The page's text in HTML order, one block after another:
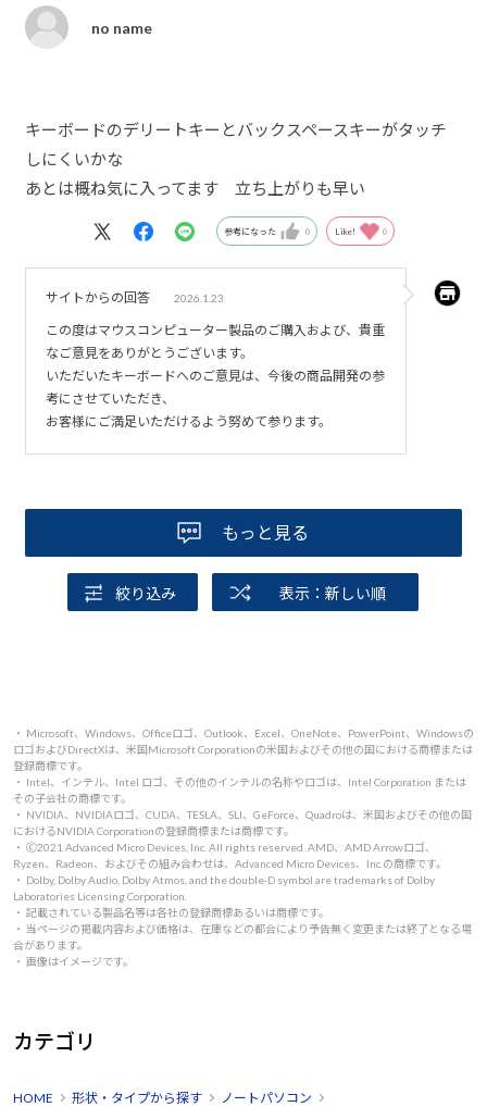
no name
キーボードのデリートキーとバックスペースキーがタッチ
しにくいかな
あとは概ね気に入ってます 立ち上がりも早い
参考になった 0 Like! 0
サイトからの回答 2026.1.23
この度はマウスコンピューター製品のご購入および、貴重
なご意見をありがとうございます。
いただいたキーボードへのご意見は、今後の商品開発の参
考にさせていただき、
お客様にご満足いただけるよう努めて参ります。
もっと見る
絞り込み 表示：新しい順
・ Microsoft、Windows、Officeロゴ、Outlook、Excel、OneNote、PowerPoint、Windowsの
ロゴおよびDirectXは、米国Microsoft Corporationの米国およびその他の国における商標または
登録商標です。
・ Intel、インテル、Intel ロゴ、その他のインテルの名称やロゴは、Intel Corporation または
その子会社の商標です。
・ NVIDIA、NVIDIAロゴ、CUDA、TESLA、SLI、GeForce、Quadroは、米国およびその他の国
におけるNVIDIA Corporationの登録商標または商標です。
・ 🄫2021 Advanced Micro Devices, Inc. All rights reserved. AMD、AMD Arrowロゴ、
Ryzen、Radeon、およびその組み合わせは、Advanced Micro Devices、Inc.の商標です。
・ Dolby, Dolby Audio, Dolby Atmos, and the double-D symbol are trademarks of Dolby
Laboratories Licensing Corporation.
・ 記載されている製品名等は各社の登録商標あるいは商標です。
・ 当ページの掲載内容および価格は、在庫などの都合により予告無く変更または終了となる場
合があります。
・ 画像はイメージです。
カテゴリ
HOME 形状・タイプから探す
ノートパソコン